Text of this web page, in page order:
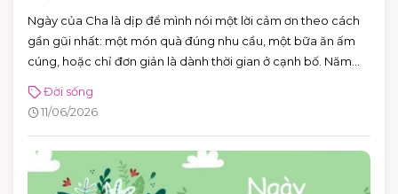
Ngày của Cha là dịp để mình nói một lời cảm ơn theo cách
gần gũi nhất: một món quà đúng nhu cầu, một bữa ăn ấm
cúng, hoặc chỉ đơn giản là dành thời gian ở cạnh bố. Năm
thứ ba của tháng 6) — rất tiện để cả nhà lên lịch đi chơi, mua
sắm và ăn uống trong một buổi.
Đời sống
11/06/2026